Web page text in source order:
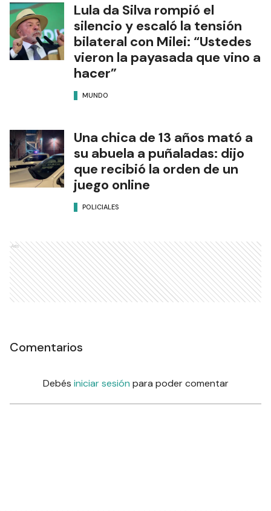
Lula da Silva rompió el
silencio y escaló la tensión
bilateral con Milei: “Ustedes
vieron la payasada que vino a
hacer”
MUNDO
Una chica de 13 años mató a
su abuela a puñaladas: dijo
que recibió la orden de un
juego online
POLICIALES
Ads
Comentarios
Debés iniciar sesión para poder comentar